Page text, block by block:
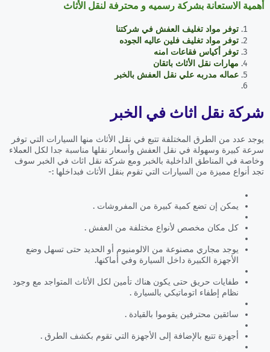
أهمية الاستعانة بشركة رسميه و محترفة لنقل الأثاث
توفر مواد تغليف العفش في شركتنا
توفر مواد تغليف فلين عاليه الجوده
توفر أكياس فقاعات امنه
مهارات نقل الأثاث باتقان
عماله مدربه علي نقل العفش بالخبر
شركة نقل اثاث في الخبر
يوجد عدد من الطرق المختلفة تتبع في نقل الأثاث منها السيارات التي توفر
سرعة كبيرة وسهولة في نقل العفش وأسعار نقلها مناسبة جدا لكل العملاء
وخاصة في المناطق الداخلية بالخبر ومع شركة نقل اثاث في الخبر سوف
تجد أنواع مميزة من السيارات التي تقوم بنقل الأثاث فبداخلها :-
يمكن إن تضع كمية كبيرة من المفروشات .
كل مكان مخصص لأنواع مختلفة من العفش .
يوجد مجاري مصنوعة من الالومنيوم أو الحديد حتى تسهل وضع
الأجهزة الكبيرة داخل السيارة وفي أماكنها.
طفايات حريق حتى يكون هناك تأمين لكل الأثاث المتواجد مع وجود
نظام إطفاء اتوماتيكي بالسيارة .
سائقين محترفين يقوموا بالقيادة .
أجهزة تتبع بالإضافة إلى الأجهزة التي تقوم بكشف الطرق .